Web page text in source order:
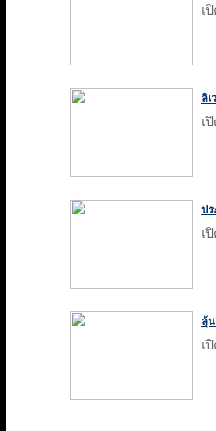
เ
ลิ
เ
ป
เ
ลุ้
เ